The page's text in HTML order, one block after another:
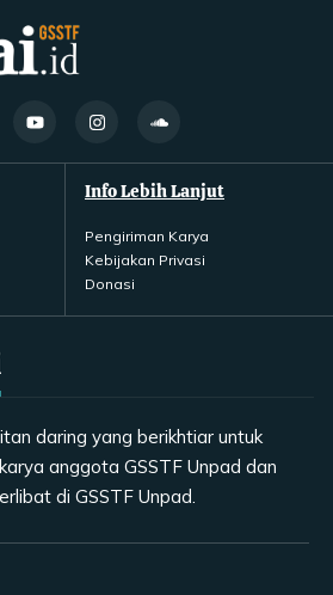
Info Lebih Lanjut
Pengiriman Karya
Kebijakan Privasi
Donasi
daring yang berikhtiar untuk
anggota GSSTF Unpad dan
di GSSTF Unpad.